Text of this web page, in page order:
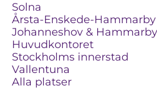
Solna
Årsta-Enskede-
Johanneshov &
Huvudkontoret
Stockholms innerstad
Vallentuna
Alla platser